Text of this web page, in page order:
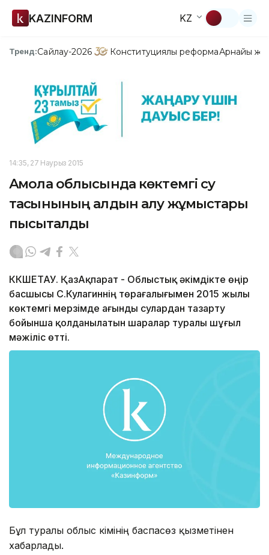
KAZINFORM KZ
Тренд:Сайлау-2026 Конституциялық реформаАрнайы
14:35, 27 Наурыз 2015
Ақмола облысында көктемгі су
тасқынының алдын алу жұмыстары
пысықталды
КӨКШЕТАУ. ҚазАқпарат - Облыстық әкімдікте өңір
басшысы С.Кулагиннің төрағалығымен 2015 жылы
көктемгі мерзімде ағынды сулардан тазарту
бойынша қолданылатын шаралар туралы шұғыл
мәжіліс өтті.
Бұл туралы облыс әкімінің баспасөз қызметінен
хабарлады.